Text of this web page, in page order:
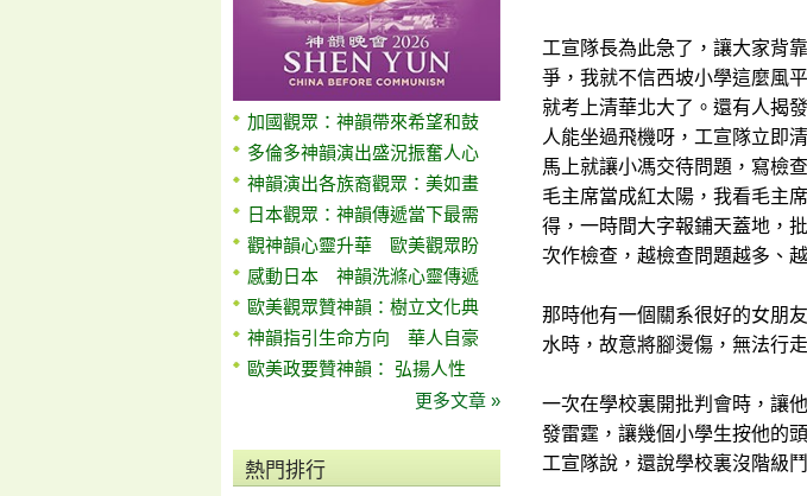
加國觀眾：神韻帶來希望和鼓
多倫多神韻演出盛況振奮人心
神韻演出各族裔觀眾：美如畫
日本觀眾：神韻傳遞當下最需
觀神韻心靈升華 歐美觀眾盼
感動日本 神韻洗滌心靈傳遞
歐美觀眾贊神韻：樹立文化典
神韻指引生命方向 華人自豪
歐美政要贊神韻： 弘揚人性
更多文章 »
熱門排行
工宣隊長為此急了，讓大家背
爭，我就不信西坡小學這麼風
就考上清華北大了。還有人揭
人能坐過飛機呀，工宣隊立即
馬上就讓小馮交待問題，寫檢
毛主席當成紅太陽，我看毛主
得，一時間大字報鋪天蓋地，
次作檢查，越檢查問題越多、
那時他有一個關系很好的女朋
水時，故意將腳燙傷，無法行
一次在學校裏開批判會時，讓
發雷霆，讓幾個小學生按他的
工宣隊說，還說學校裏沒階級